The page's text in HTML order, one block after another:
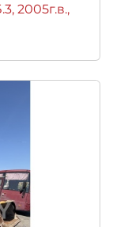
2005г.в.,